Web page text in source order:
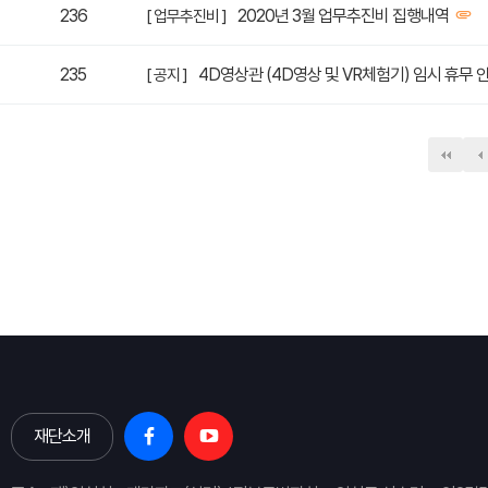
236 [ 업무추진비 ] 2020년 3월 업무추진비 집행내역
235 [ 공지 ] 4D영상관 (4D영상 및 VR체험기) 임시 휴무
다음 맨끝
재단소개